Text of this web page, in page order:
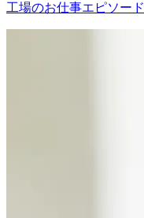
工場のお仕事エピソード